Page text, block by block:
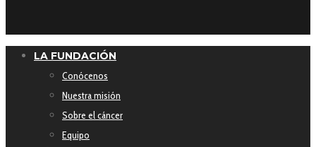
LA FUNDACIÓN
Conócenos
Nuestra misión
Sobre el cáncer
Equipo